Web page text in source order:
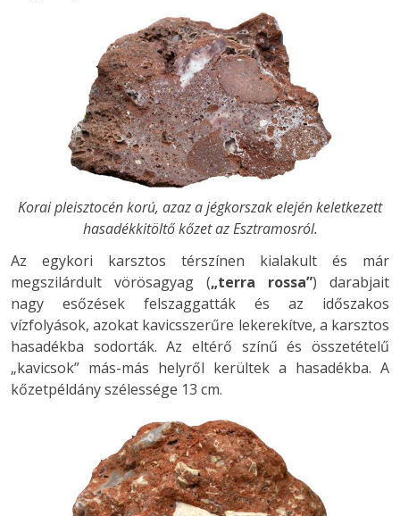
Korai pleisztocén korú, azaz a jégkorszak elején keletkezett
hasadékkitöltő kőzet az Esztramosról.
Az egykori karsztos térszínen kialakult és már
megszilárdult vörösagyag („terra rossa”) darabjait
nagy esőzések felszaggatták és az időszakos
vízfolyások, azokat kavicsszerűre lekerekítve, a karsztos
hasadékba sodorták. Az eltérő színű és összetételű
„kavicsok” más-más helyről kerültek a hasadékba. A
kőzetpéldány szélessége 13 cm.